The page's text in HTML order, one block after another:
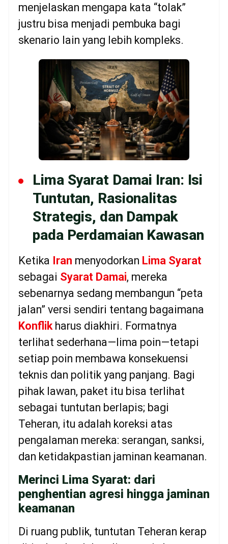
menjelaskan mengapa kata “tolak”
justru bisa menjadi pembuka bagi
skenario lain yang lebih kompleks.
Lima Syarat Damai Iran: Isi
Tuntutan, Rasionalitas
Strategis, dan Dampak
pada Perdamaian Kawasan
Ketika Iran menyodorkan Lima Syarat
sebagai Syarat Damai, mereka
sebenarnya sedang membangun “peta
jalan” versi sendiri tentang bagaimana
Konflikharus diakhiri. Formatnya
terlihat sederhana—lima poin—tetapi
setiap poin membawa konsekuensi
teknis dan politik yang panjang. Bagi
pihak lawan, paket itu bisa terlihat
sebagai tuntutan berlapis; bagi
Teheran, itu adalah koreksi atas
pengalaman mereka: serangan, sanksi,
dan ketidakpastian jaminan keamanan.
Merinci Lima Syarat: dari
penghentian agresi hingga jaminan
keamanan
Di ruang publik, tuntutan Teheran kerap